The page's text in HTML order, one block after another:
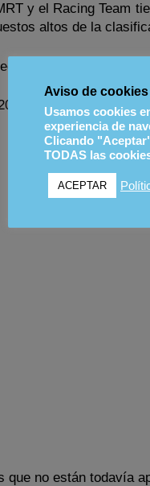
y el Racing Team
altos de la
pinchar en el
que no están todavía
Aviso de cookies
Usamos cookies
experiencia de
Clicando
TODAS las
ACEPTAR